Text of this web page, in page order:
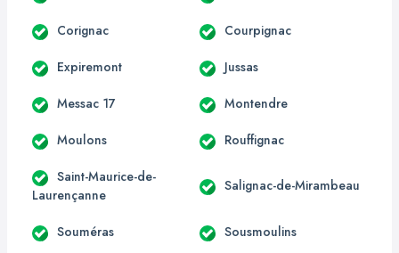
Corignac Courpignac
Expiremont Jussas
Messac 17 Montendre
Moulons Rouffignac
Saint-Maurice-de-
Laurençanne
Salignac-de-Mirambeau
Souméras Sousmoulins